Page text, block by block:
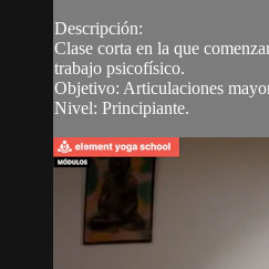
Descripción:
Clase corta en la que
trabajo psicofísico.
Objetivo: Articulaciones
Nivel: Principiante.